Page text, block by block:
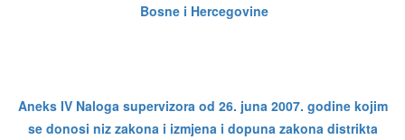
Bosne i Hercegovine
Aneks IV Naloga supervizora od 26. juna 2007. godine kojim
se donosi niz zakona i izmjena i dopuna zakona distrikta